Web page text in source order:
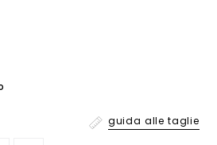
guida alle taglie